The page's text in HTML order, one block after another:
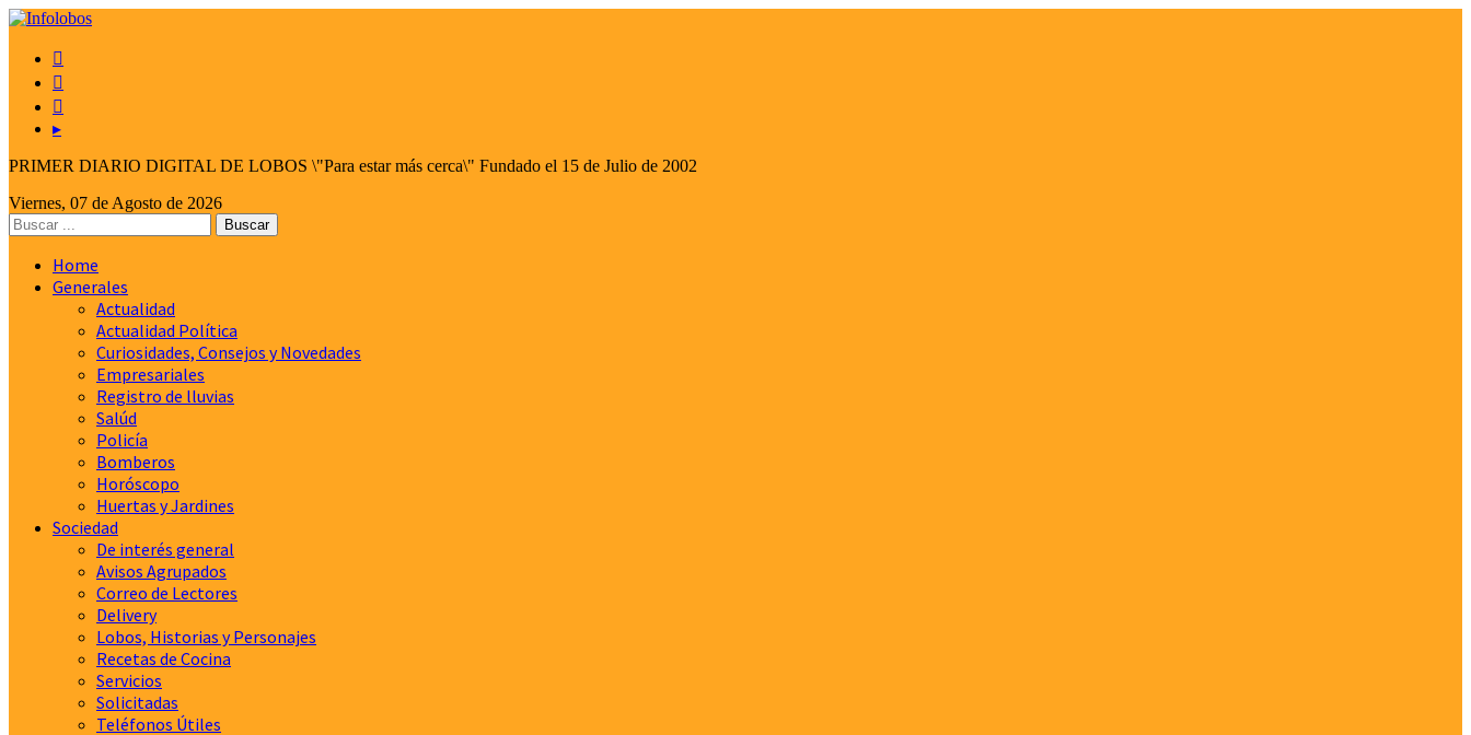



▸
PRIMER DIARIO DIGITAL DE LOBOS \"Para estar más cerca\" Fundado el 15 de Julio de 2002
Viernes, 07 de Agosto de 2026
Home
Generales
Actualidad
Actualidad Política
Curiosidades, Consejos y Novedades
Empresariales
Registro de lluvias
Salúd
Policía
Bomberos
Horóscopo
Huertas y Jardines
Sociedad
De interés general
Avisos Agrupados
Correo de Lectores
Delivery
Lobos, Historias y Personajes
Recetas de Cocina
Servicios
Solicitadas
Teléfonos Útiles